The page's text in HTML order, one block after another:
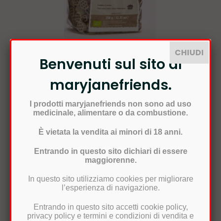
margherite - pasta bio di...
4,60 €
Benvenuti sul sito di
maryjanefriends.
I prodotti maryjanefriends non sono ad uso
medicinale, alimentare o da combustione.
È vietata la vendita ai minori di 18 anni.
Entrando in questo sito dichiari di essere
maggiorenne.
In questo sito utilizziamo cookies per migliorare
l’esperienza di navigazione.
Entrando in questo sito accetti cookie policy,
privacy policy e termini e condizioni di vendita e
CHIUDI